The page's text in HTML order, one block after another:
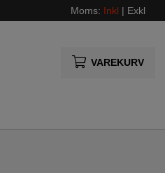
Moms: Inkl | Exkl
VAREKURV